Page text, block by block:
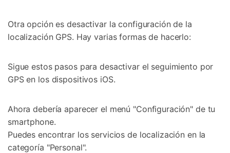
Otra opción es desactivar la configuración de la
localización GPS. Hay varias formas de hacerlo:
Sigue estos pasos para desactivar el seguimiento por
GPS en los dispositivos iOS.
Ahora debería aparecer el menú "Configuración" de tu
smartphone.
Puedes encontrar los servicios de localización en la
categoría "Personal".